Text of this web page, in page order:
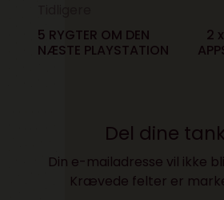
5 RYGTER OM DEN
NÆSTE PLAYSTATION
2
Del dine
Din e-mailadresse vil ikke
Krævede felter er